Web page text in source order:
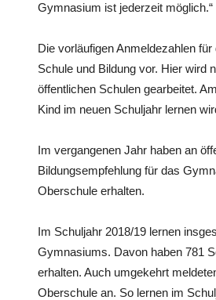
Gymnasium ist jederzeit möglich.“
Die vorläufigen Anmeldezahlen
Schule und Bildung vor. Hier wird
öffentlichen Schulen gearbeitet.
Kind im neuen Schuljahr lernen
Im vergangenen Jahr haben an
Bildungsempfehlung für das
Oberschule erhalten.
Im Schuljahr 2018/19 lernen
Gymnasiums. Davon haben 781
erhalten. Auch umgekehrt
Oberschule an. So lernen im